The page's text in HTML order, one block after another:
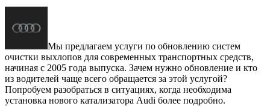
Мы предлагаем услуги по обновлению систем
очистки выхлопов для современных транспортных средств,
начиная с 2005 года выпуска. Зачем нужно обновление и кто
из водителей чаще всего обращается за этой услугой?
Попробуем разобраться в ситуациях, когда необходима
установка нового катализатора Audi более подробно.